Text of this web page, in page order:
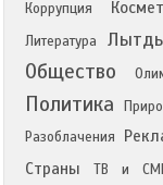
Коррупция
Литература
Общество
Политика
Разоблачения
Страны
ТВ и